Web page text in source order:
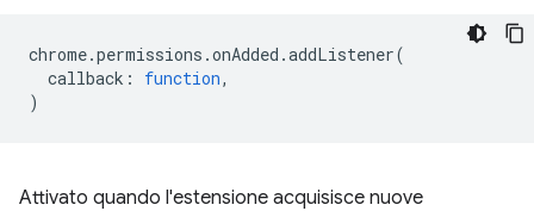
chrome.permissions .onAdded .addListener(
callback : function,
)
Attivato quando l'estensione acquisisce nuove